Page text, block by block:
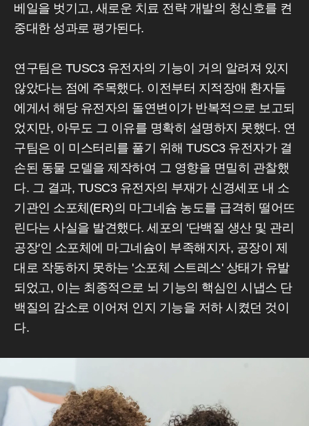
베일을 벗기고, 새로운 치료 전략 개발의 청신호를 켠
중대한 성과로 평가된다.
연구팀은 TUSC3 유전자의 기능이 거의 알려져 있지
않았다는 점에 주목했다. 이전부터 지적장애 환자들
에게서 해당 유전자의 돌연변이가 반복적으로 보고되
었지만, 아무도 그 이유를 명확히 설명하지 못했다. 연
구팀은 이 미스터리를 풀기 위해 TUSC3 유전자가 결
손된 동물 모델을 제작하여 그 영향을 면밀히 관찰했
다. 그 결과, TUSC3 유전자의 부재가 신경세포 내 소
기관인 소포체(ER)의 마그네슘 농도를 급격히 떨어뜨
린다는 사실을 발견했다. 세포의 '단백질 생산 및 관리
공장'인 소포체에 마그네슘이 부족해지자, 공장이 제
대로 작동하지 못하는 '소포체 스트레스' 상태가 유발
되었고, 이는 최종적으로 뇌 기능의 핵심인 시냅스 단
백질의 감소로 이어져 인지 기능을 저하 시켰던 것이
다.